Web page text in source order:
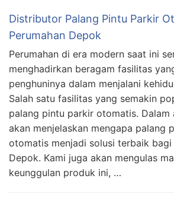
Distributor Palang Pintu Parkir
Perumahan Depok
Perumahan di era modern saat ini
menghadirkan beragam fasilitas
penghuninya dalam menjalani
Salah satu fasilitas yang semakin
palang pintu parkir otomatis.
akan menjelaskan mengapa palang
otomatis menjadi solusi terbaik bagi
Depok. Kami juga akan mengulas
keunggulan produk ini, …